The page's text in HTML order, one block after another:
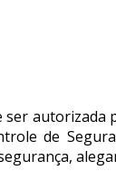
ser autorizada
de